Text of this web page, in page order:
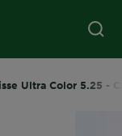
Ultra Color 5.25 -